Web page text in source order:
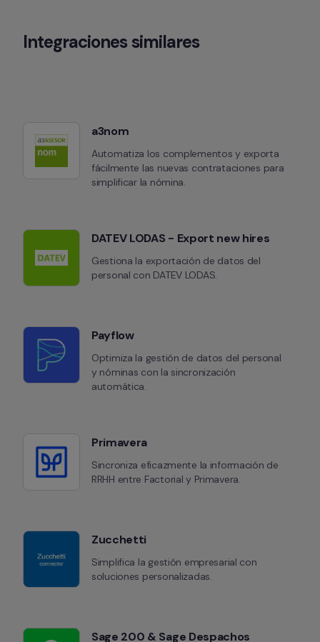
Integraciones similares
a3nom
Automatiza los complementos y exporta
fácilmente las nuevas contrataciones para
simplificar la nómina.
DATEV LODAS - Export new hires
Gestiona la exportación de datos del
personal con DATEV LODAS.
Payflow
Optimiza la gestión de datos del personal
y nóminas con la sincronización
automática.
Primavera
Sincroniza eficazmente la información de
RRHH entre Factorial y Primavera.
Zucchetti
Simplifica la gestión empresarial con
soluciones personalizadas.
Sage 200 & Sage Despachos